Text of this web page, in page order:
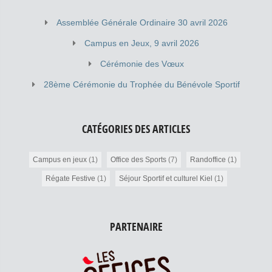
Le Foll : 02 98 80 30 03 Entraînements […]
Assemblée Générale Ordinaire 30 avril 2026
Campus en Jeux, 9 avril 2026
Cérémonie des Vœux
28ème Cérémonie du Trophée du Bénévole Sportif
CATÉGORIES DES ARTICLES
Campus en jeux(1) Office des Sports(7) Randoffice (1)
Régate Festive (1) Séjour Sportif et culturel Kiel (1)
PARTENAIRE